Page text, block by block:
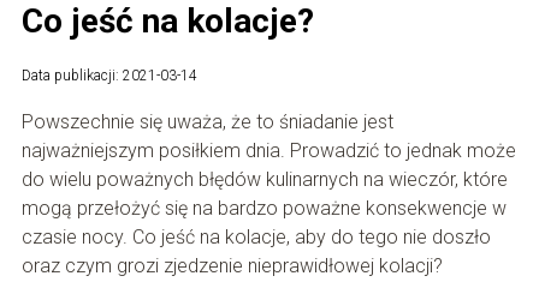
Co jeść na kolacje?
Data publikacji: 2021-03-14
Powszechnie się uważa, że to śniadanie jest
najważniejszym posiłkiem dnia. Prowadzić to jednak może
do wielu poważnych błędów kulinarnych na wieczór, które
mogą przełożyć się na bardzo poważne konsekwencje w
czasie nocy. Co jeść na kolacje, aby do tego nie doszło
oraz czym grozi zjedzenie nieprawidłowej kolacji?